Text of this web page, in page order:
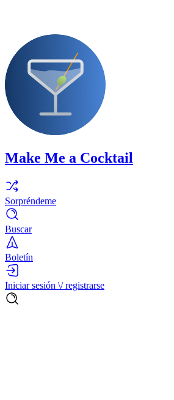
Make Me a Cocktail
Sorpréndeme
Buscar
Boletín
Iniciar sesión \/ registrarse